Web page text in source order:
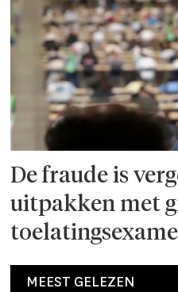
De fraude is
uitpakken met
MEEST GELEZEN